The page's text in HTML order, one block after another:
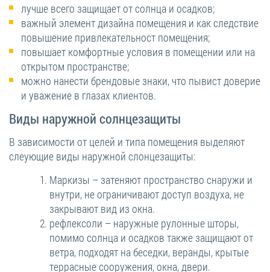
лучше всего защищает от солнца и осадков;
важный элемент дизайна помещения и как следствие
повышение привлекательност помещения;
повышает комфортные условия в помещении или на
открытом пространстве;
можно нанести брендовые знаки, что пывист доверие
и уважение в глазах клиентов.
Виды наружной солнцезащиты
В зависимости от целей и типа помещения выделяют
слеующие виды наружной слонцезащиты:
Маркизы – затеняют пространство снаружи и
внутри, не ограничивают доступ воздуха, не
закрывают вид из окна.
рефлексоли – наружные рулонные шторы,
помимо солнца и осадков также защищают от
ветра, подходят на беседки, веранды, крытые
террасные сооружения, окна, двери.